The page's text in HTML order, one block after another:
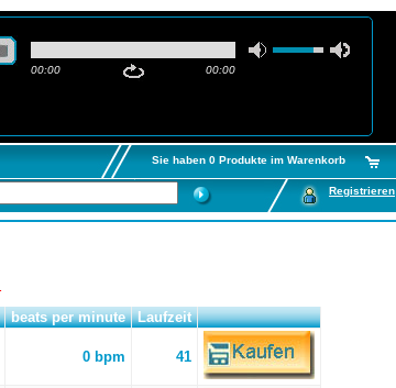
00:00 00:00
Sie haben 0 Produkte im Warenkorb
Registrieren
beats per minute Laufzeit
0 bpm 41